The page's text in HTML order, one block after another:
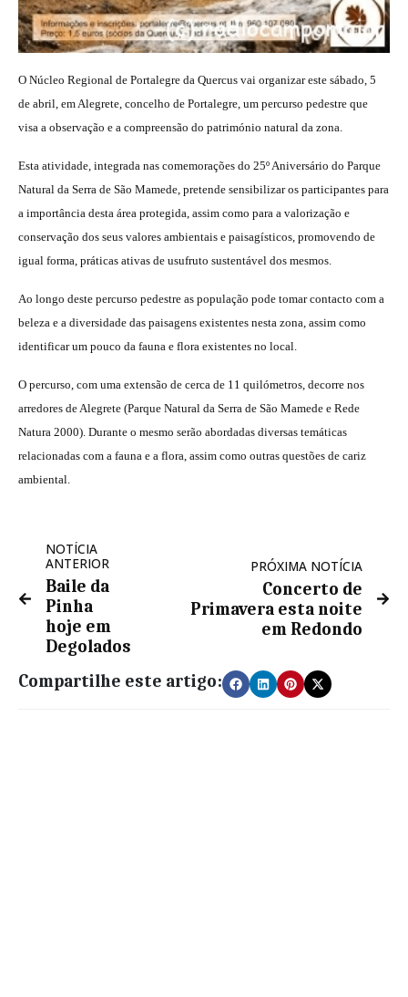
O Núcleo Regional de Portalegre da Quercus vai organizar este sábado, 5
de abril, em Alegrete, concelho de Portalegre, um percurso pedestre que
visa a observação e a compreensão do património natural da zona.
Esta atividade, integrada nas comemorações do 25º Aniversário do Parque
Natural da Serra de São Mamede, pretende sensibilizar os participantes para
a importância desta área protegida, assim como para a valorização e
conservação dos seus valores ambientais e paisagísticos, promovendo de
igual forma, práticas ativas de usufruto sustentável dos mesmos.
Ao longo deste percurso pedestre as população pode tomar contacto com a
beleza e a diversidade das paisagens existentes nesta zona, assim como
identificar um pouco da fauna e flora existentes no local.
O percurso, com uma extensão de cerca de 11 quilómetros, decorre nos
arredores de Alegrete (Parque Natural da Serra de São Mamede e Rede
Natura 2000). Durante o mesmo serão abordadas diversas temáticas
relacionadas com a fauna e a flora, assim como outras questões de cariz
ambiental.
NOTÍCIA
ANTERIOR
Baile da
Pinha
hoje em
Degolados
PRÓXIMA NOTÍCIA
Concerto de
Primavera esta noite
em Redondo
Compartilhe este artigo: